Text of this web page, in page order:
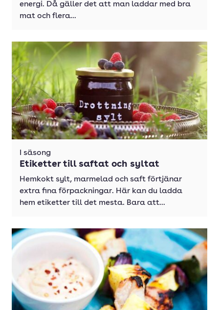
energi. Då gäller det att man laddar med bra
mat och flera...
I säsong
Etiketter till saftat och syltat
Hemkokt sylt, marmelad och saft förtjänar
extra fina förpackningar. Här kan du ladda
hem etiketter till det mesta. Bara att...